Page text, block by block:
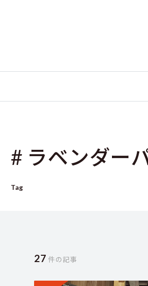
# ラベンダー
Tag
27 件の記事